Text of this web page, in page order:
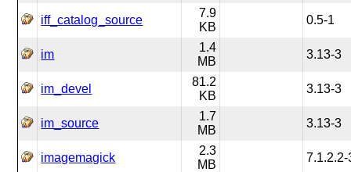
iff_catalog_source
7.9
KB
0.5-1
im
1.4
MB
3.13-3
im_devel
81.2
KB
3.13-3
im_source
1.7
MB
3.13-3
imagemagick
2.3
MB
7.1.2.2-